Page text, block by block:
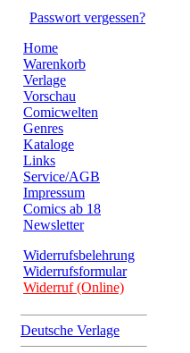
Passwort vergessen?
Home
Warenkorb
Verlage
Vorschau
Comicwelten
Genres
Kataloge
Links
Service/AGB
Impressum
Comics ab 18
Newsletter
Widerrufsbelehrung
Widerrufsformular
Widerruf (Online)
Deutsche Verlage